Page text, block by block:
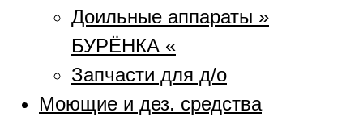
Доильные аппараты »
БУРЁНКА «
Запчасти для д/о
Моющие и дез. средства